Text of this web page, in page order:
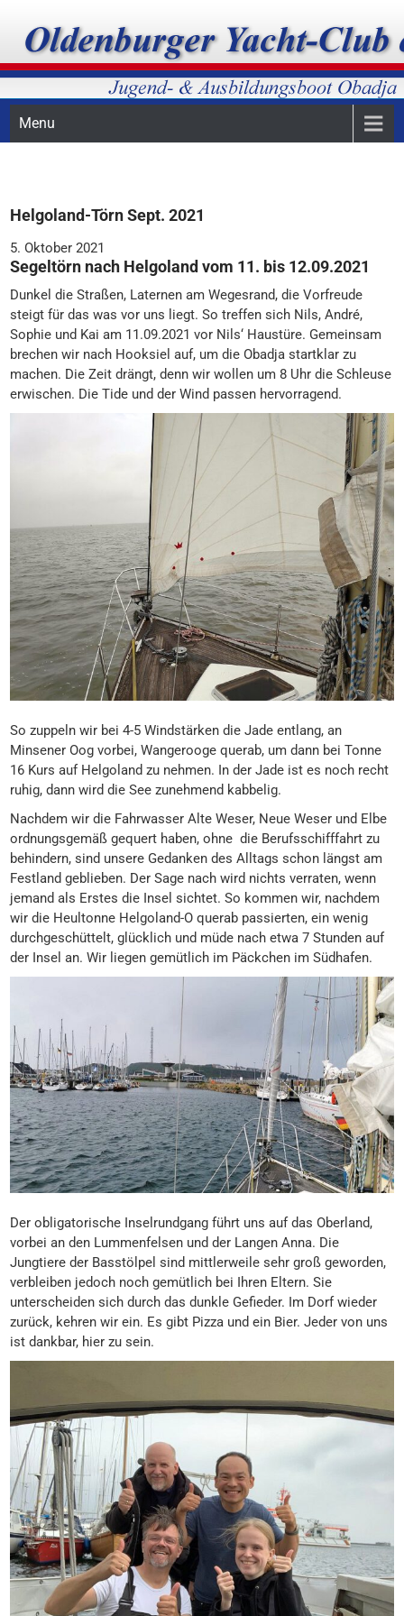
content
Obadja-Ausbildungsboot
Menu
Helgoland-Törn Sept. 2021
5. Oktober 2021
Segeltörn nach Helgoland vom 11. bis 12.09.2021
Dunkel die Straßen, Laternen am Wegesrand, die Vorfreude
steigt für das was vor uns liegt. So treffen sich Nils, André,
Sophie und Kai am 11.09.2021 vor Nils‘ Haustüre. Gemeinsam
brechen wir nach Hooksiel auf, um die Obadja startklar zu
machen. Die Zeit drängt, denn wir wollen um 8 Uhr die Schleuse
erwischen. Die Tide und der Wind passen hervorragend.
So zuppeln wir bei 4-5 Windstärken die Jade entlang, an
Minsener Oog vorbei, Wangerooge querab, um dann bei Tonne
16 Kurs auf Helgoland zu nehmen. In der Jade ist es noch recht
ruhig, dann wird die See zunehmend kabbelig.
Nachdem wir die Fahrwasser Alte Weser, Neue Weser und Elbe
ordnungsgemäß gequert haben, ohne die Berufsschifffahrt zu
behindern, sind unsere Gedanken des Alltags schon längst am
Festland geblieben. Der Sage nach wird nichts verraten, wenn
jemand als Erstes die Insel sichtet. So kommen wir, nachdem
wir die Heultonne Helgoland-O querab passierten, ein wenig
durchgeschüttelt, glücklich und müde nach etwa 7 Stunden auf
der Insel an. Wir liegen gemütlich im Päckchen im Südhafen.
Der obligatorische Inselrundgang führt uns auf das Oberland,
vorbei an den Lummenfelsen und der Langen Anna. Die
Jungtiere der Basstölpel sind mittlerweile sehr groß geworden,
verbleiben jedoch noch gemütlich bei Ihren Eltern. Sie
unterscheiden sich durch das dunkle Gefieder. Im Dorf wieder
zurück, kehren wir ein. Es gibt Pizza und ein Bier. Jeder von uns
ist dankbar, hier zu sein.